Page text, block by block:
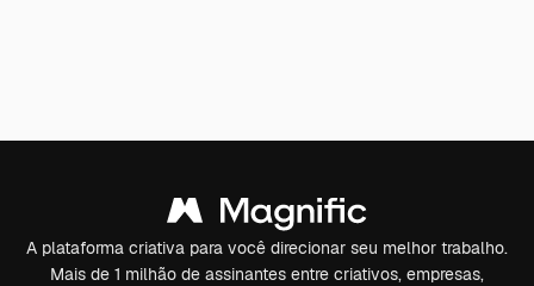
A plataforma criativa para você direcionar seu melhor trabalho.
Mais de 1 milhão de assinantes entre criativos, empresas,